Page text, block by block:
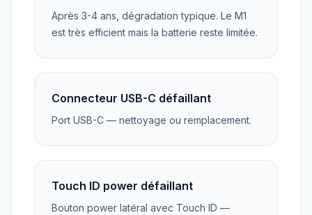
Après 3-4 ans, dégradation typique. Le M1
est très efficient mais la batterie reste limitée.
Connecteur USB-C défaillant
Port USB-C — nettoyage ou remplacement.
Touch ID power défaillant
Bouton power latéral avec Touch ID —